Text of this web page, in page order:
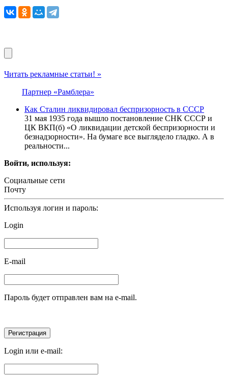
Читать рекламные статьи! »
Партнер «Рамблера»
Как Сталин ликвидировал беспризорность в СССР
31 мая 1935 года вышло постановление СНК СССР и
ЦК ВКП(б) «О ликвидации детской беспризорности и
безнадзорности». На бумаге все выглядело гладко. А в
реальности...
Войти, используя:
Социальные сети
Почту
Используя логин и пароль:
Login
E-mail
Пароль будет отправлен вам на e-mail.
Login или e-mail: